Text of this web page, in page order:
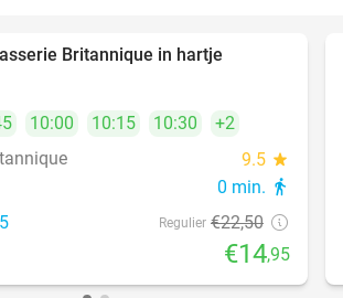
Britannique in hartje
10:00 10:15 10:30
+2
9.5 star
0 min. directions_walk
Regulier €22,50
€14,95